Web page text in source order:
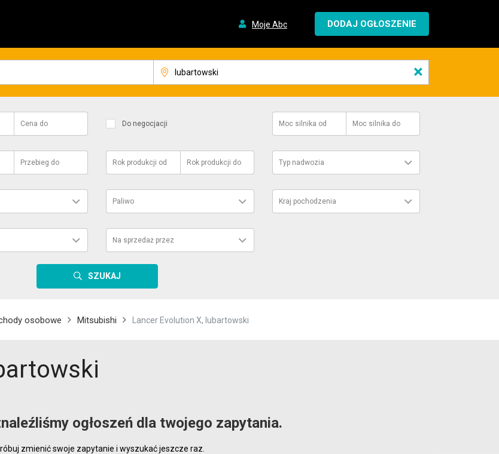
Moje Abc DODAJ OGŁOSZENIE
×
Cena do Do negocjacji Moc silnika od Moc silnika do
Przebieg do Rok produkcji od Rok produkcji do Typ nadwozia
Paliwo Kraj pochodzenia
Na sprzedaż przez
SZUKAJ
osobowe Mitsubishi Lancer Evolution X, lubartowski
ogłoszeń dla twojego zapytania.
zmienić swoje zapytanie i wyszukać jeszcze raz.